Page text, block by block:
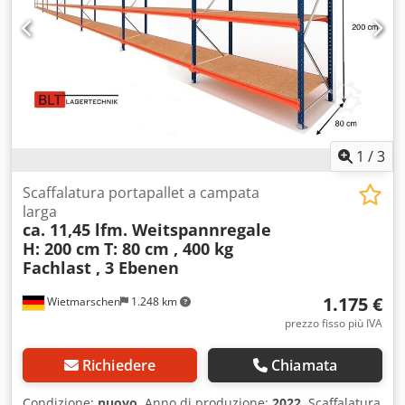
consegna viene effettuata dal nostro spedizioniere
partner; i costi dipendono dal codice postale. Montaggio :
Se necessario, il nostro personale specializzato sarà lieto
di assistervi nel montaggio e nello smontaggio
professionale delle vostre apparecchiature aziendali. Il
nostro consiglio: Fateci sapere di cosa avete bisogno...
Saremo lieti di aiutarvi a realizzare i vostri progetti, dalla
1 /3
Wietmarschen 1.248 km
Scaffalatura portapallet a campata
larga
ca. 11,45 lfm. Weitspannregale
H: 200 cm T: 80 cm , 400 kg
Fachlast , 3 Ebenen
1.175 €
prezzo fisso più IVA
Richiedere Chiamata